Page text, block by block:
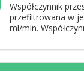
Współczynnik
przefiltrowana w
ml/min.